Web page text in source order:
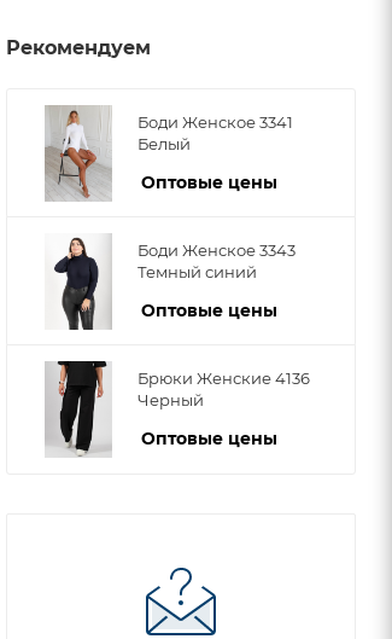
Рекомендуем
Боди Женское 3341
Белый
Оптовые цены
Боди Женское 3343
Темный синий
Оптовые цены
Брюки Женские 4136
Черный
Оптовые цены